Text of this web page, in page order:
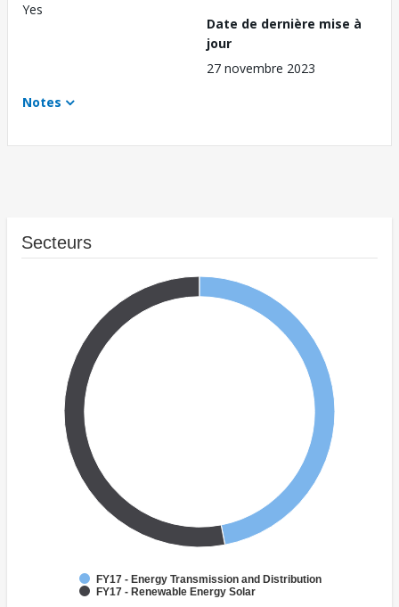
Yes
Date de dernière mise à
jour
27 novembre 2023
Notes
Secteurs
FY17 - Energy Transmission and Distribution
FY17 - Renewable Energy Solar